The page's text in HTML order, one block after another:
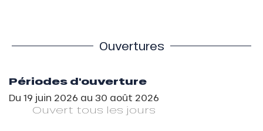
Ouvertures
Périodes d'ouverture
Du 19 juin 2026 au 30 août 2026
Ouvert tous les jours